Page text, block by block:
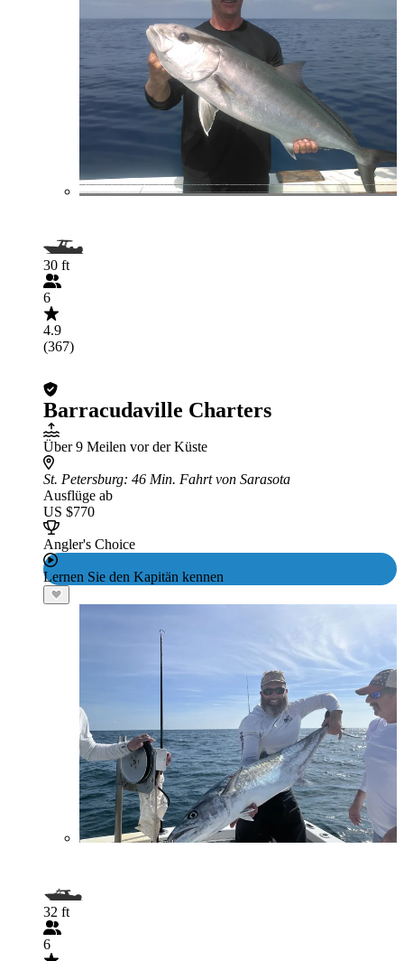
30 ft
6
4.9
(367)
Barracudaville Charters
Über 9 Meilen vor der Küste
St. Petersburg: 46 Min. Fahrt von Sarasota
Ausflüge ab
US $770
Angler's Choice
Lernen Sie den Kapitän kennen
32 ft
6